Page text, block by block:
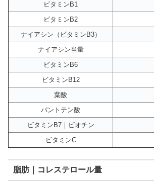
ビタミンB1
ビタミンB2
ナイアシン（ビタミンB3）
ナイアシン当量
ビタミンB6
ビタミンB12
葉酸
パントテン酸
ビタミンB7｜ビオチン
ビタミンC
脂肪｜コレステロール量